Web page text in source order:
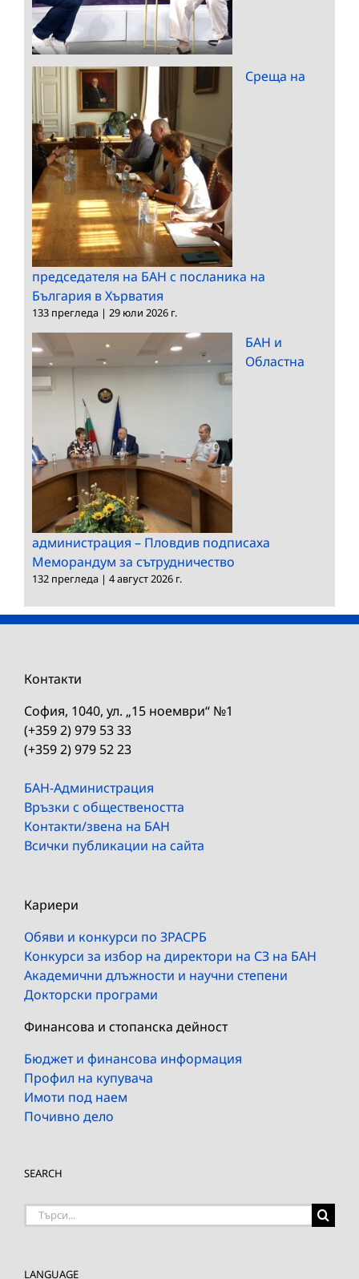
Среща на
председателя на БАН с посланика на
България в Хърватия
133 прегледа | 29 юли 2026 г.
БАН и
Областна
администрация – Пловдив подписаха
Меморандум за сътрудничество
132 прегледа | 4 август 2026 г.
Контакти
София, 1040, ул. „15 ноември“ №1
(+359 2) 979 53 33
(+359 2) 979 52 23
БАН-Администрация
Връзки с обществеността
Контакти/звена на БАН
Всички публикации на сайта
Кариери
Обяви и конкурси по ЗРАСРБ
Конкурси за избор на директори на СЗ на БАН
Академични длъжности и научни степени
Докторски програми
Финансова и стопанска дейност
Бюджет и финансова информация
Профил на купувача
Имоти под наем
Почивно дело
SEARCH
Търсене
LANGUAGE